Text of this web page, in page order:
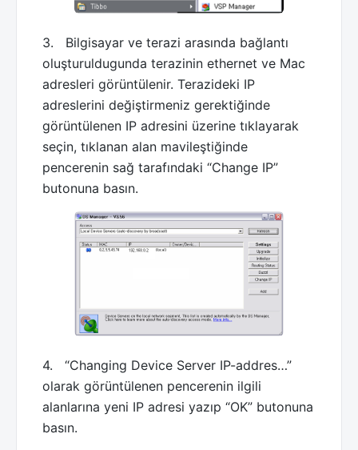
3. Bilgisayar ve terazi arasında bağlantı
oluşturuldugunda terazinin ethernet ve Mac
adresleri görüntülenir. Terazideki IP
adreslerini değiştirmeniz gerektiğinde
görüntülenen IP adresini üzerine tıklayarak
seçin, tıklanan alan mavileştiğinde
pencerenin sağ tarafındaki “Change IP”
butonuna basın.
4. “Changing Device Server IP-addres…”
olarak görüntülenen pencerenin ilgili
alanlarına yeni IP adresi yazıp “OK” butonuna
basın.